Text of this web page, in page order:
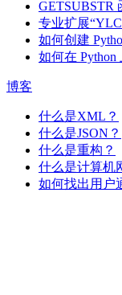
GETSUBSTR
专业扩展
如何创建
如何在 Python
博客
什么是XML？
什么是JSON？
什么是重构？
什么是计算机
如何找出用户